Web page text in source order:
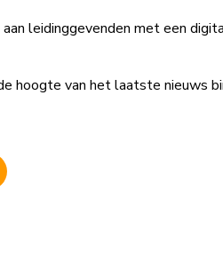
leidinggevenden met een
hoogte van het laatste nieuws